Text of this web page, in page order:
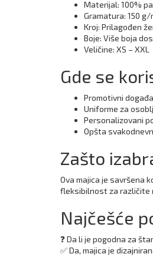
Materijal: 100%
Gramatura: 150 g/
Kroj: Prilagođen
Boje: Više boja
Veličine: XS – XXL
Gde se
Promotivni
Uniforme za
Personalizovani
Opšta
Zašto
Ova majica je savršena
fleksibilnost za različite
Najčešće
❓ Da li je pogodna za
✅ Da, majica je